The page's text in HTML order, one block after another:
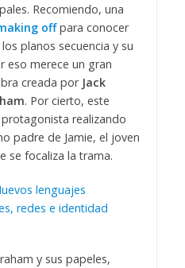
Recomiendo, una
offpara conocer
planos secuencia y su
eso merece un gran
creada por Jack
. Por cierto, este
realizando
padre de Jamie, el joven
se focaliza la trama.
lenguajes
redes e identidad
y sus papeles,